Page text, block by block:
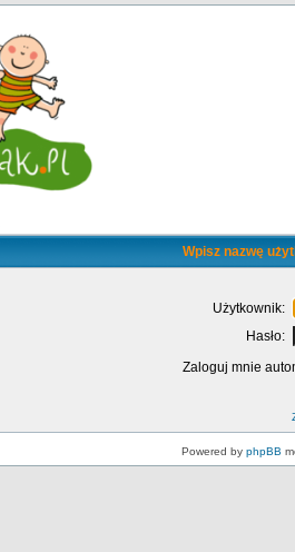
Wpisz nazwę
Użytkownik:
Hasło:
Zaloguj mnie
Powered by phpBB